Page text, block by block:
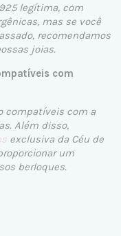
legítima, com
mas se você
recomendamos
joias.
com
compatíveis com a
Além disso,
exclusiva da Céu de
um
berloques.